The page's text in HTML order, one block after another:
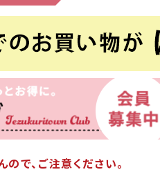
で、ご注意ください。